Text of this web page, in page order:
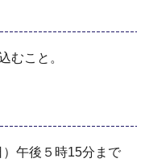
むこと。
午後５時15分まで